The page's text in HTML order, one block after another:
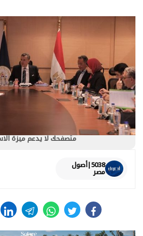
متصفحك لا يدعم ميزة
5038|أصول
مصر
facebook
twitter
whats
telegram